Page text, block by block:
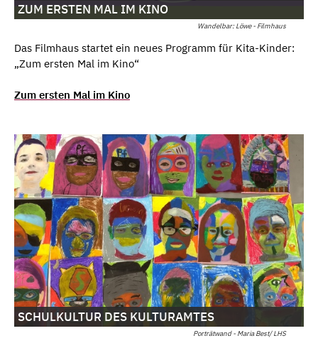
Wandelbar: Löwe - Filmhaus
ZUM ERSTEN MAL IM KINO
Das Filmhaus startet ein neues Programm für Kita-Kinder:
„Zum ersten Mal im Kino“
Zum ersten Mal im Kino
Porträtwand - Maria Best/ LHS
SCHULKULTUR DES KULTURAMTES